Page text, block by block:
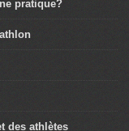
pratique?
des athlètes